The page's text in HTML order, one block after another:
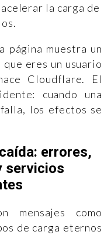
la carga de
página muestra un
eres un usuario
Cloudflare. El
cuando una
los efectos se
errores,
servicios
mensajes como
de carga eternos